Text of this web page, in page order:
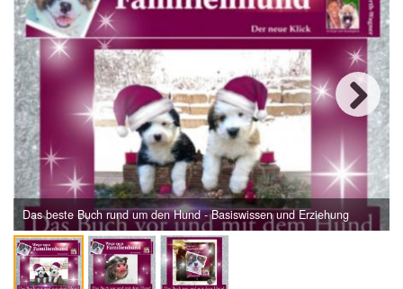
Das beste Buch rund um den Hund - Basiswissen und Erziehung
Next